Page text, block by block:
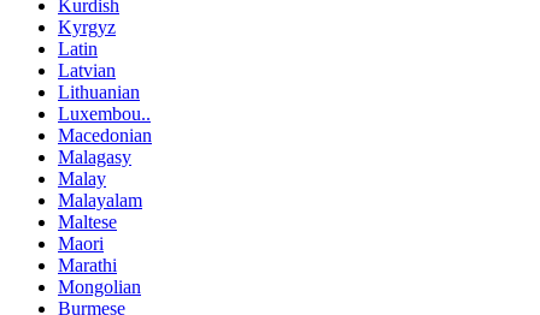
Kurdish
Kyrgyz
Latin
Latvian
Lithuanian
Luxembou..
Macedonian
Malagasy
Malay
Malayalam
Maltese
Maori
Marathi
Mongolian
Burmese